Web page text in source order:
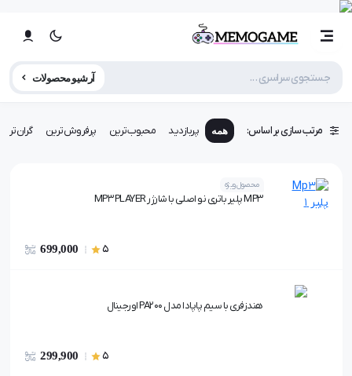
آرشیو محصولات
مرتب سازی بر اساس: همه پربازدید محبوب‌ترین پرفروش‌ترین
محصول ویژه
MP3 پلیر باتری نو اصلی با شارژر MP3 PLAYER
5
699,000
هندزفری با سیم پاپادا مدل PA200 اورجینال
5
299,900